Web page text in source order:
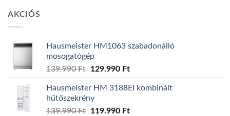
AKCIÓS
Hausmeister HM1063 szabadonálló
mosogatógép
139.990Ft
Original
was:
139.990 Ft.
129.990 FtCurrent
is:
Hausmeister HM 3188EI kombinált
hűtőszekrény
139.990Ft
Original
119.990 FtCurrent